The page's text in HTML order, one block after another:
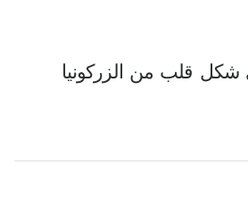
قلب من الزركونيا